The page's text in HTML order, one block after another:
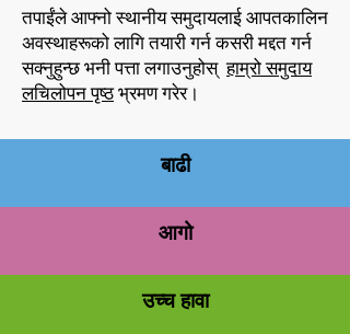
तपाईंले आफ्नो स्थानीय समुदायलाई आपतकालिन
अवस्थाहरूको लागि तयारी गर्न कसरी मद्दत गर्न
सक्नुहुन्छ भनी पत्ता लगाउनुहोस्हाम्रो समुदाय
लचिलोपन पृष्ठभ्रमण गरेर।
बाढी
आगो
उच्च हावा